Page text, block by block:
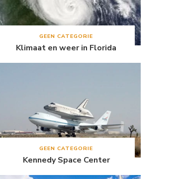
GEEN CATEGORIE
Klimaat en weer in Florida
GEEN CATEGORIE
Kennedy Space Center